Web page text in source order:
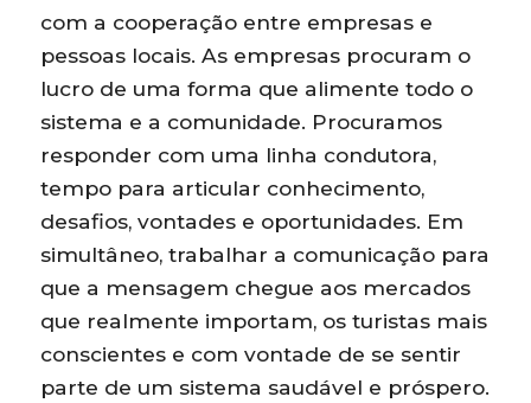
com a cooperação entre empresas e
pessoas locais. As empresas procuram o
lucro de uma forma que alimente todo o
sistema e a comunidade. Procuramos
responder com uma linha condutora,
tempo para articular conhecimento,
desafios, vontades e oportunidades. Em
simultâneo, trabalhar a comunicação para
que a mensagem chegue aos mercados
que realmente importam, os turistas mais
conscientes e com vontade de se sentir
parte de um sistema saudável e próspero.